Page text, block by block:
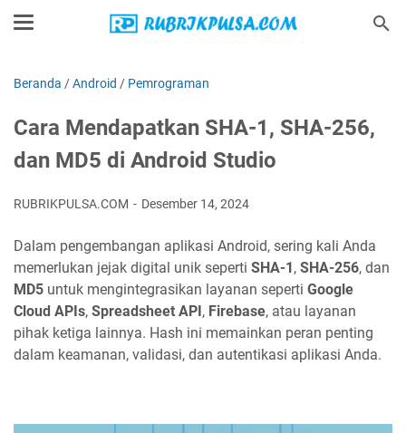
Beranda /Android / Pemrograman
Cara Mendapatkan SHA-1, SHA-256,
dan MD5 di Android Studio
RUBRIKPULSA.COM Desember 14, 2024
Dalam pengembangan aplikasi Android, sering kali Anda
memerlukan jejak digital unik seperti SHA-1, SHA-256, dan
MD5 untuk mengintegrasikan layanan seperti Google
Cloud APIs, Spreadsheet API, Firebase, atau layanan
pihak ketiga lainnya. Hash ini memainkan peran penting
dalam keamanan, validasi, dan autentikasi aplikasi Anda.